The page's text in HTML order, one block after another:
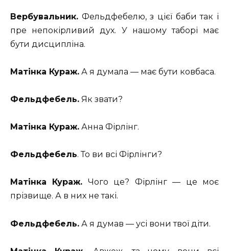
Вербувальник. Фельдфебелю, з цієї баби так і
пре непокірливий дух. У нашому таборі має
бути дисципліна.
Матінка Кураж. А я думала — має бути ковбаса.
Фельдфебель. Як звати?
Матінка Кураж. Анна Фірлінг.
Фельдфебель. То ви всі Фірлінги?
Матінка Кураж. Чого це? Фірлінг — це моє
прізвище. А в них не такі.
Фельдфебель. А я думав — усі вони твої діти.